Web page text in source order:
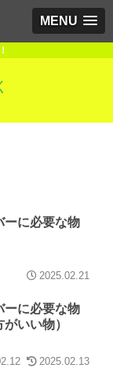
MENU
ーに必要な物
2025.02.21
ーに必要な物
がいい物）
2025.02.13